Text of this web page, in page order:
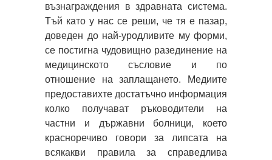
възнаграждения в здравната система.
Тъй като у нас се реши, че тя е пазар,
доведен до най-уродливите му форми,
се постигна чудовищно разединение на
медицинското съсловие и по
отношение на заплащането. Медиите
предоставихте достатъчно информация
колко получават ръководители на
частни и държавни болници, което
красноречиво говори за липсата на
всякакви правила за справедлива